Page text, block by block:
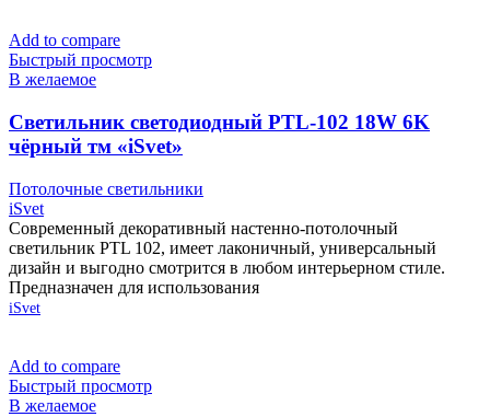
Add to compare
Быстрый просмотр
В желаемое
Cветильник светодиодный PTL-102 18W 6K
чёрный тм «iSvet»
Потолочные светильники
iSvet
Современный декоративный настенно-потолочный
светильник PTL 102, имеет лаконичный, универсальный
дизайн и выгодно смотрится в любом интерьерном стиле.
Предназначен для использования
iSvet
Add to compare
Быстрый просмотр
В желаемое